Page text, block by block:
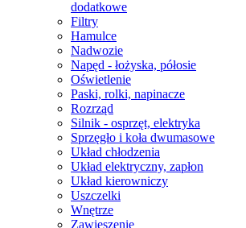
dodatkowe
Filtry
Hamulce
Nadwozie
Napęd - łożyska, półosie
Oświetlenie
Paski, rolki, napinacze
Rozrząd
Silnik - osprzęt, elektryka
Sprzęgło i koła dwumasowe
Układ chłodzenia
Układ elektryczny, zapłon
Układ kierowniczy
Uszczelki
Wnętrze
Zawieszenie